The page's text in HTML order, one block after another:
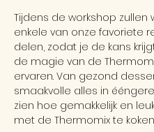
Tijdens de workshop zullen
enkele van onze favoriete
delen, zodat je de kans
de magie van de
ervaren. Van gezond
smaakvolle alles in
zien hoe gemakkelijk en
met de Thermomix te